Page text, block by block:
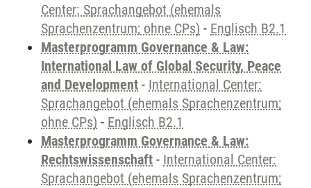
Center: Sprachangebot (ehemals
Sprachenzentrum; ohne CPs) - Englisch B2.1
Masterprogramm Governance & Law:
International Law of Global Security, Peace
and Development - International Center:
Sprachangebot (ehemals Sprachenzentrum;
ohne CPs) - Englisch B2.1
Masterprogramm Governance & Law:
Rechtswissenschaft - International Center:
Sprachangebot (ehemals Sprachenzentrum;